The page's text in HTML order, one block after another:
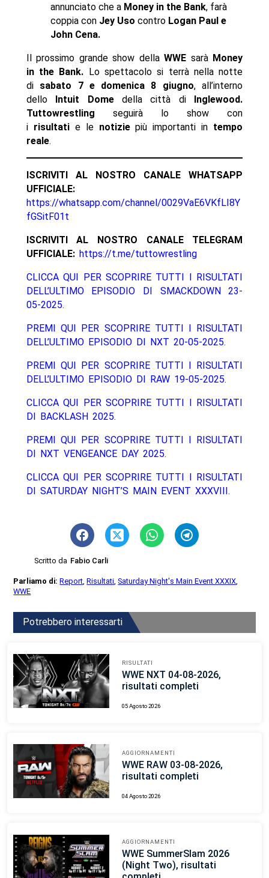
annunciato che a Money in the Bank, farà
coppia con Jey Uso contro Logan Paul e
John Cena.
Il prossimo grande show dellaWWE sarà Money
in the Bank. Lo spettacolo si terrà nella notte
disabato 7 e domenica 8 giugno, all’interno
delloIntuit Domedella città di Inglewood.
Tuttowrestling seguirà lo show con
i risultatie le notiziepiù importanti in tempo
reale.
ISCRIVITI AL NOSTRO CANALE WHATSAPP
UFFICIALE:
https://whatsapp.com/channel/0029VaE6VKfLI8Y
fGSitF01t
ISCRIVITI AL NOSTRO CANALE TELEGRAM
UFFICIALE: https://t.me/tuttowrestling
CLICCA QUI PER SCOPRIRE TUTTI I RISULTATI
DELL’ULTIMO EPISODIO DI SMACKDOWN 23-
05-2025.
PREMI QUI PER SCOPRIRE TUTTI I RISULTATI
DELL’ULTIMO EPISODIO DI NXT 20-05-2025.
PREMI QUI PER SCOPRIRE TUTTI I RISULTATI
DELL’ULTIMO EPISODIO DI RAW 19-05-2025.
CLICCA QUI PER SCOPRIRE TUTTI I RISULTATI
DI BACKLASH 2025.
PREMI QUI PER SCOPRIRE TUTTI I RISULTATI
DI NXT VENGEANCE DAY 2025.
CLICCA QUI PER SCOPRIRE TUTTI I RISULTATI
DI SATURDAY NIGHT’S MAIN EVENT XXXVIII.
Scritto da Fabio Carli
Parliamo di:Report,Risultati,Saturday Night's Main Event XXXIX,
WWE
Potrebbero interessarti
RISULTATI
WWE NXT 04-08-2026,
risultati completi
05 Agosto 2026
AGGIORNAMENTI
WWE RAW 03-08-2026,
risultati completi
04 Agosto 2026
AGGIORNAMENTI
WWE SummerSlam 2026
(Night Two), risultati